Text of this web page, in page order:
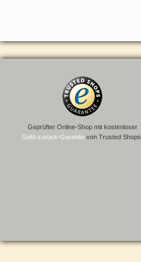
Geprüfter Online-Shop mit kostenloser
Geld-zurück-Garantie von Trusted Shops.